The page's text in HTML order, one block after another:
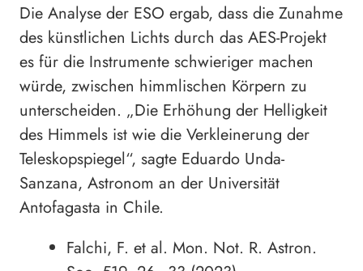
Die Analyse der ESO ergab, dass die Zunahme
des künstlichen Lichts durch das AES-Projekt
es für die Instrumente schwieriger machen
würde, zwischen himmlischen Körpern zu
unterscheiden. „Die Erhöhung der Helligkeit
des Himmels ist wie die Verkleinerung der
Teleskopspiegel“, sagte Eduardo Unda-
Sanzana, Astronom an der Universität
Antofagasta in Chile.
Falchi, F. et al. Mon. Not. R. Astron.